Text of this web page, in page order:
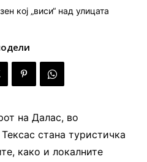
на Далас, во
стана туристичка
како и локалните